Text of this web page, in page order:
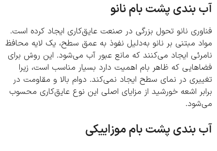
پشت بام نانو
نانو تحول بزرگی در صنعت عایق‌کاری ایجاد کرده است.
مبتنی بر نانو به‌دلیل نفوذ به عمق سطح، یک لایه محافظ
ایجاد می‌کنند که مانع عبور آب می‌شود. این روش برای
که ظاهر بام اهمیت دارد بسیار مناسب است، زیرا
در نمای سطح ایجاد نمی‌کند. دوام بالا و مقاومت در
اشعه خورشید از مزایای اصلی این نوع عایق‌کاری محسوب
پشت بام موزاییکی